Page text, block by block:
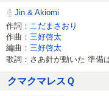
Jin & Akiomi
作詞： こだまさおり
作曲： 三好啓太
編曲： 三好啓太
歌詞：さあ針が動いた 準備
クマクマレスＱ